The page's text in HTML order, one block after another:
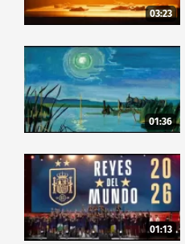
03:23
01:36
01:13